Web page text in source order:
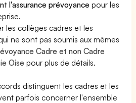
l'assurance prévoyance pour les
les collèges cadres et les
ne sont pas soumis aux mêmes
Cadre et non Cadre
Oise pour plus de détails.
distinguent les cadres et les
parfois concerner l'ensemble